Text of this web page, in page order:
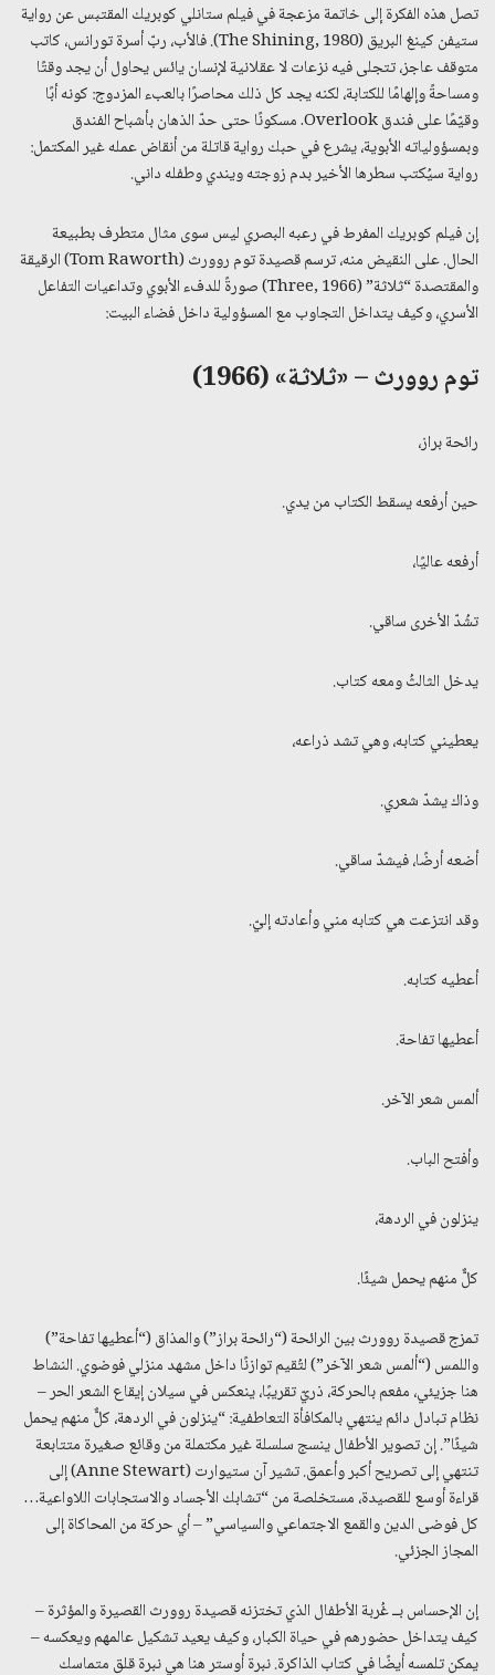
تصل هذه الفكرة إلى خاتمة مزعجة في فيلم ستانلي كوبريك المقتبس عن رواية
ستيفن كينغ البريق (The Shining, 1980). فالأب، ربّ أسرة تورانس، كاتب
متوقف عاجز، تتجلى فيه نزعات لا عقلانية لإنسان يائس يحاول أن يجد وقتًا
ومساحةً وإلهامًا للكتابة، لكنه يجد كل ذلك محاصرًا بالعبء المزدوج: كونه أبًا
وقيّمًا على فندق Overlook. مسكونًا حتى حدّ الذهان بأشباح الفندق
وبمسؤولياته الأبوية، يشرع في حبك رواية قاتلة من أنقاض عمله غير المكتمل:
رواية سيُكتب سطرها الأخير بدم زوجته ويندي وطفله داني.
إن فيلم كوبريك المفرط في رعبه البصري ليس سوى مثال متطرف بطبيعة
الحال. على النقيض منه، ترسم قصيدة توم روورث (Tom Raworth) الرقيقة
والمقتصدة “ثلاثة” (Three, 1966) صورةً للدفء الأبوي وتداعيات التفاعل
الأسري، وكيف يتداخل التجاوب مع المسؤولية داخل فضاء البيت:
توم روورث – «ثلاثة» (1966)
رائحة براز،
حين أرفعه يسقط الكتاب من يدي.
أرفعه عاليًا،
تشُدّ الأخرى ساقي.
يدخل الثالثُ ومعه كتاب.
يعطيني كتابه، وهي تشد ذراعه،
وذاك يشدّ شعري.
أضعه أرضًا، فيشدّ ساقي.
وقد انتزعت هي كتابه مني وأعادته إليّ.
أعطيه كتابه.
أعطيها تفاحة.
ألمس شعر الآخر.
وأفتح الباب.
ينزلون في الردهة،
كلٌّ منهم يحمل شيئًا.
تمزج قصيدة روورث بين الرائحة (“رائحة براز”) والمذاق (“أعطيها تفاحة”)
واللمس (“ألمس شعر الآخر”) لتُقيم توازنًا داخل مشهد منزلي فوضوي. النشاط
هنا جزيئي، مفعم بالحركة، ذريّ تقريبًا، ينعكس في سيلان إيقاع الشعر الحر –
نظام تبادل دائم ينتهي بالمكافأة التعاطفية: “ينزلون في الردهة، كلٌّ منهم يحمل
شيئًا”. إن تصوير الأطفال ينسج سلسلة غير مكتملة من وقائع صغيرة متتابعة
تنتهي إلى تصريح أكبر وأعمق. تشير آن ستيوارت (Anne Stewart) إلى
قراءة أوسع للقصيدة، مستخلصة من “تشابك الأجساد والاستجابات اللاواعية…
كل فوضى الدين والقمع الاجتماعي والسياسي” – أي حركة من المحاكاة إلى
المجاز الجزئي.
إن الإحساس بــ غُربة الأطفال الذي تختزنه قصيدة روورث القصيرة والمؤثرة –
كيف يتداخل حضورهم في حياة الكبار، وكيف يعيد تشكيل عالمهم ويعكسه –
يمكن تلمسه أيضًا في كتاب الذاكرة. نبرة أوستر هنا هي نبرة قلق متماسك